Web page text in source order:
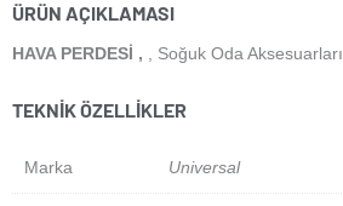
ÜRÜN AÇIKLAMASI
HAVA PERDESI , , Soğuk Oda Aksesuarları
TEKNIK ÖZELLIKLER
Marka Universal